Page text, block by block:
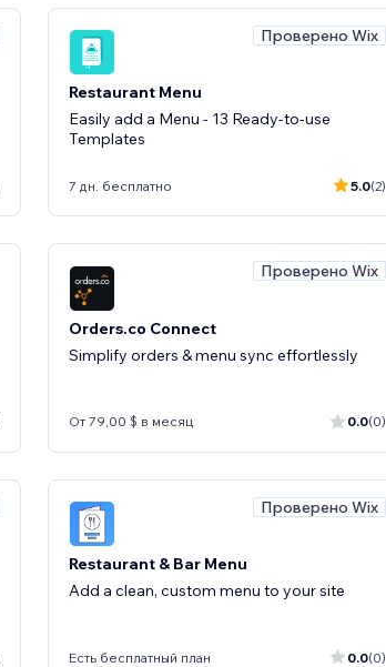
Проверено Wix
Restaurant Menu
Easily add a Menu - 13 Ready-to-use
Templates
7 дн. бесплатно 5.0(2)
Проверено Wix
Orders.co Connect
Simplify orders & menu sync effortlessly
От 79,00 $ в месяц 0.0(0)
Проверено Wix
Restaurant & Bar Menu
Add a clean, custom menu to your site
Есть бесплатный план 0.0(0)